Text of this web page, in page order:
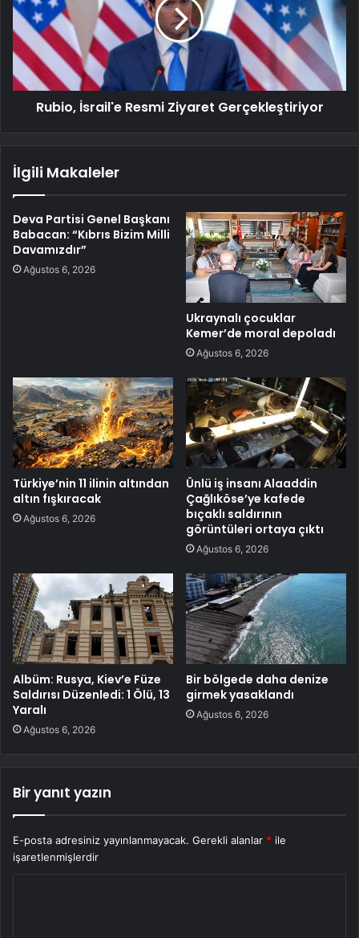
Rubio, İsrail'e Resmi Ziyaret Gerçekleştiriyor
İlgili Makaleler
Deva Partisi Genel Başkanı
Babacan: “Kıbrıs Bizim Milli
Davamızdır”
Ağustos 6, 2026
Ukraynalı çocuklar
Kemer’de moral depoladı
Ağustos 6, 2026
Türkiye’nin 11 ilinin altından
altın fışkıracak
Ağustos 6, 2026
Ünlü iş insanı Alaaddin
Çağlıköse’ye kafede
bıçaklı saldırının
görüntüleri ortaya çıktı
Ağustos 6, 2026
Albüm: Rusya, Kiev’e Füze
Saldırısı Düzenledi: 1 Ölü, 13
Yaralı
Ağustos 6, 2026
Bir bölgede daha denize
girmek yasaklandı
Ağustos 6, 2026
Bir yanıt yazın
E-posta adresiniz yayınlanmayacak. Gerekli alanlar * ile
işaretlenmişlerdir